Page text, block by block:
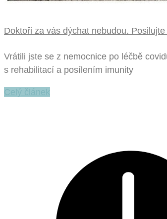
Doktoři za vás dýchat nebudou.
Vrátili jste se z nemocnice po léčbě
s rehabilitací a posílením imunity
Celý článek